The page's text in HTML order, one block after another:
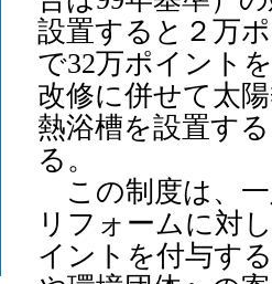
設置すると２万
で32万ポイント
改修に併せて太
熱浴槽を設置す
る。
この制度は、一
リフォームに対
イントを付与す